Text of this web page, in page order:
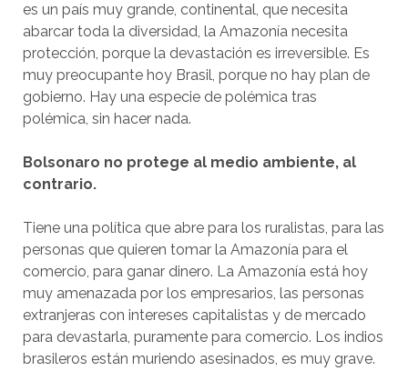
es un país muy grande, continental, que necesita
abarcar toda la diversidad, la Amazonía necesita
protección, porque la devastación es irreversible. Es
muy preocupante hoy Brasil, porque no hay plan de
gobierno. Hay una especie de polémica tras
polémica, sin hacer nada.
Bolsonaro no protege al medio ambiente, al
contrario.
Tiene una política que abre para los ruralistas, para las
personas que quieren tomar la Amazonía para el
comercio, para ganar dinero. La Amazonía está hoy
muy amenazada por los empresarios, las personas
extranjeras con intereses capitalistas y de mercado
para devastarla, puramente para comercio. Los indios
brasileros están muriendo asesinados, es muy grave.